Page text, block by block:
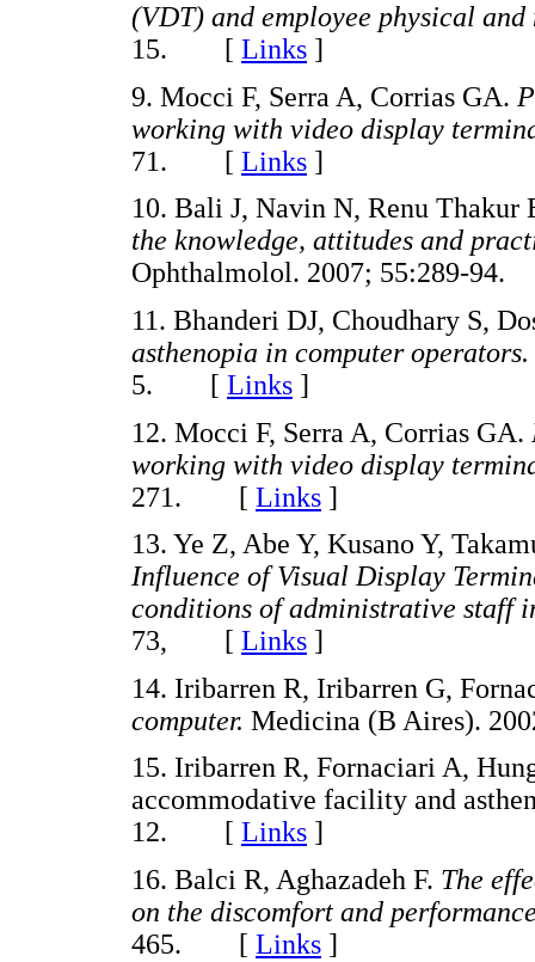
(VDT) and employee physical
15. [ Links ]
9. Mocci F, Serra A, Corrias GA.
working with video display
71. [ Links ]
10. Bali J, Navin N, Renu Thakur
the knowledge, attitudes and
Ophthalmolol. 2007; 55:289-
11. Bhanderi DJ, Choudhary S,
asthenopia in computer operators.
5. [ Links ]
12. Mocci F, Serra A, Corrias GA.
working with video display
271. [ Links ]
13. Ye Z, Abe Y, Kusano Y,
Influence of Visual Display
conditions of administrative staff
73, [ Links ]
14. Iribarren R, Iribarren G,
computer. Medicina (B Aires).
15. Iribarren R, Fornaciari A,
accommodative facility and
12. [ Links ]
16. Balci R, Aghazadeh F. The
on the discomfort and
465. [ Links ]